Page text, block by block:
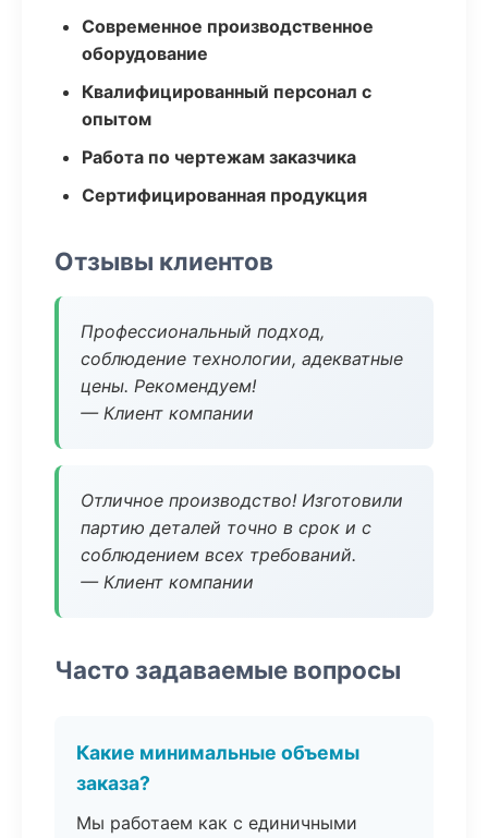
Современное производственное
оборудование
Квалифицированный персонал с
опытом
Работа по чертежам заказчика
Сертифицированная продукция
Отзывы клиентов
Профессиональный подход,
соблюдение технологии, адекватные
цены. Рекомендуем!
— Клиент компании
Отличное производство! Изготовили
партию деталей точно в срок и с
соблюдением всех требований.
— Клиент компании
Часто задаваемые вопросы
Какие минимальные объемы
заказа?
Мы работаем как с единичными